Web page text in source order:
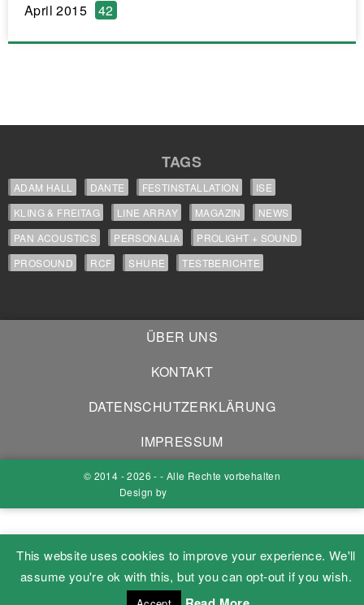
April 2015
42
TAGS
ADAM HALL DANTE FESTINSTALLATION
ISE
KLING & FREITAG
LINE ARRAY MAGAZIN
NEWS
PAN ACOUSTICS
PERSONALIA
PROLIGHT + SOUND
PROSOUND
RCF SHURE TESTBERICHTE
ÜBER UNS
KONTAKT
DATENSCHUTZERKLÄRUNG
IMPRESSUM
© 2014 - 2026 - - Alle Rechte vorbehalten
Design by
This website uses cookies to improve your experience. We'll
assume you're ok with this, but you can opt-out if you wish.